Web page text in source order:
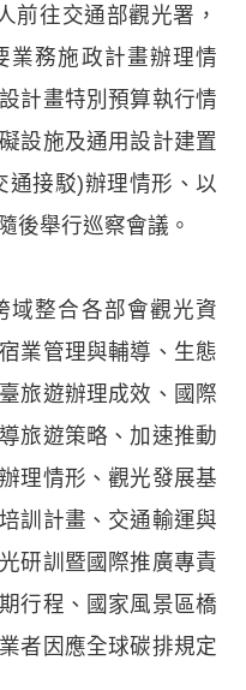
前往交通部觀光署，
業務施政計畫辦理情
計畫特別預算執行情
設施及通用設計建置
通接駁)辦理情形、以
後舉行巡察會議。
域整合各部會觀光資
業管理與輔導、生態
旅遊辦理成效、國際
旅遊策略、加速推動
理情形、觀光發展基
訓計畫、交通輸運與
研訓暨國際推廣專責
行程、國家風景區橋
者因應全球碳排規定